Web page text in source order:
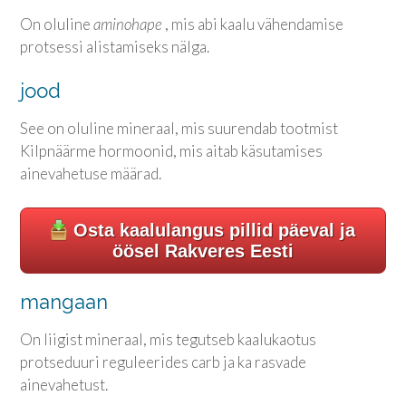
On olulineaminohape , mis abi kaalu vähendamise
protsessi alistamiseks nälga.
jood
See on oluline mineraal, mis suurendab tootmist
Kilpnäärme hormoonid, mis aitab käsutamises
ainevahetuse määrad.
Osta kaalulangus pillid päeval ja
öösel Rakveres Eesti
mangaan
On liigist mineraal, mis tegutseb kaalukaotus
protseduuri reguleerides carb ja ka rasvade
ainevahetust.